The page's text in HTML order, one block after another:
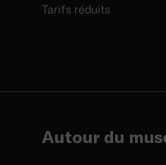
Tarifs réduits
Autour du